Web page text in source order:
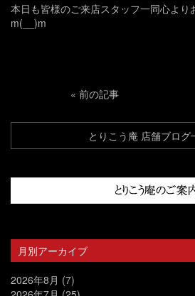
本日も皆様のご来店スタッフ一同心より
m(__)m
« 前の記事
とりこう庵 店舗ブログ
月別アーカイブ
2026年8月 (7)